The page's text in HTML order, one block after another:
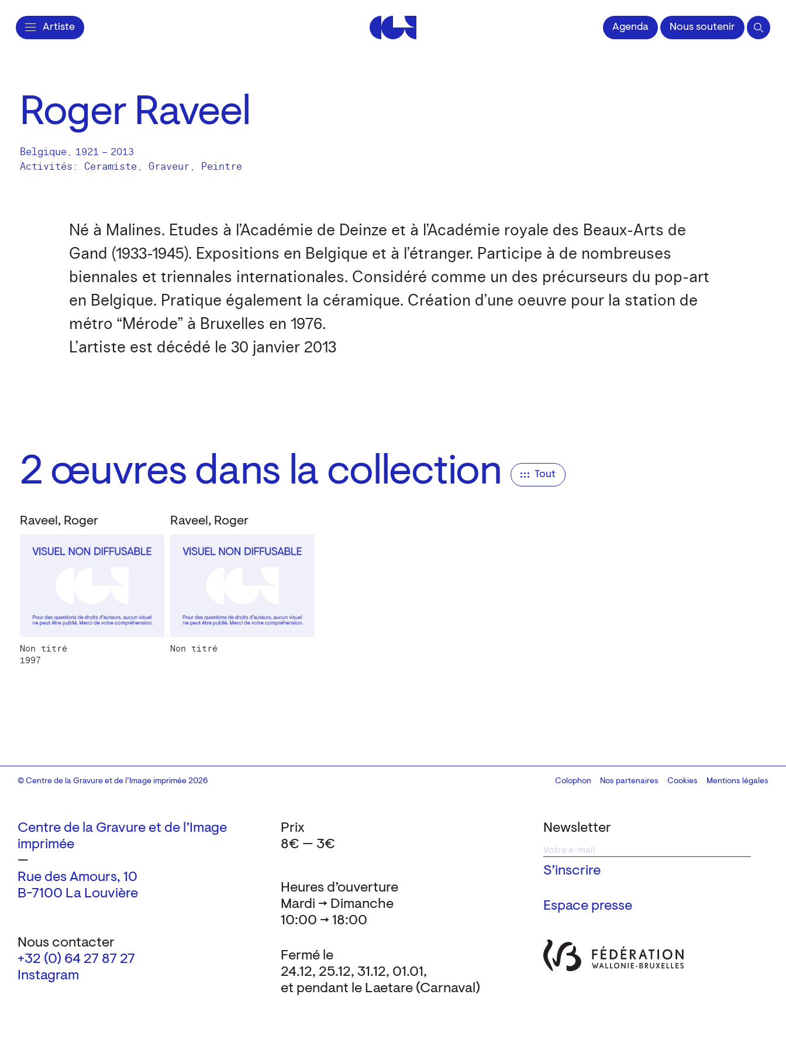
Artiste Centre de la Gravure et de l'Image impriméeAgenda Nous soutenir
Roger Raveel
Belgique , 1921 – 2013
Activités: Ceramiste Graveur Peintre
Né à Malines. Etudes à l’Académie de Deinze et à l’Académie royale des Beaux-Arts de
Gand (1933-1945). Expositions en Belgique et à l’étranger. Participe à de nombreuses
biennales et triennales internationales. Considéré comme un des précurseurs du pop-art
en Belgique. Pratique également la céramique. Création d’une oeuvre pour la station de
métro “Mérode” à Bruxelles en 1976.
L’artiste est décédé le 30 janvier 2013
2 œuvres dans la collection Tout
Raveel, Roger
Non titré
1997
Raveel, Roger
Non titré
Centre de la Gravure et de l’Image
imprimée
—
Rue des Amours, 10
B-7100 La Louvière
Nous contacter
+32 (0) 64 27 87 27
Instagram
Newsletter
Espace presse
Heures d’ouverture
Mardi → Dimanche
10:00 → 18:00
Fermé le
24.12, 25.12, 31.12, 01.01,
et pendant le Laetare (Carnaval)
Prix
8€ — 3€
© Centre de la Gravure et de l’Image imprimée 2026 Colophon
Design:Marcel Kaczmarek, code:8080.studio
Nos partenaires Cookies Mentions légales